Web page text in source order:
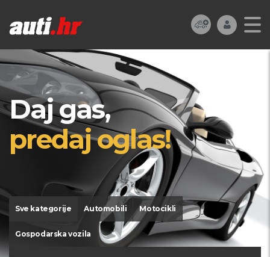
Daj gas,
predaj oglas!
Sve kategorije Automobili Motocikli
Gospodarska vozila